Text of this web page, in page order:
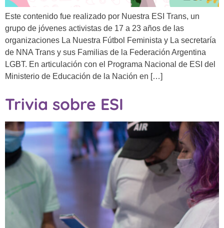
Este contenido fue realizado por Nuestra ESI Trans, un
grupo de jóvenes activistas de 17 a 23 años de las
organizaciones La Nuestra Fútbol Feminista y La secretaría
de NNA Trans y sus Familias de la Federación Argentina
LGBT. En articulación con el Programa Nacional de ESI del
Ministerio de Educación de la Nación en […]
Trivia sobre ESI